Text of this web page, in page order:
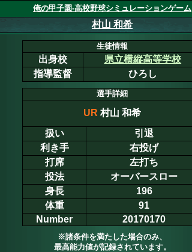
俺の甲子園-高校野球シミュレーションゲーム
村山 和希
生徒情報
出身校
県立横縦高等学校
指導監督
ひろし
選手詳細
UR 村山 和希
扱い
引退
利き手
右投げ
打席
左打ち
投法
オーバースロー
身長
196
体重
91
Number
20170170
※諸条件を満たした場合のみ、
最高能力値が記録されています。